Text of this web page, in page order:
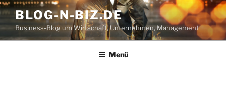
Zum
Inhalt
springen
BLOG-N-BIZ.DE
Business-Blog um Wirtschaft, Unternehmen, Management
Menü